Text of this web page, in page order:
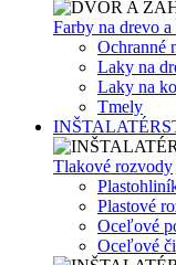
Farby na drevo
Ochranné
Laky na
Laky na
Tmely
Tlakové rozvody
Plastové
Oceľové
Oceľové